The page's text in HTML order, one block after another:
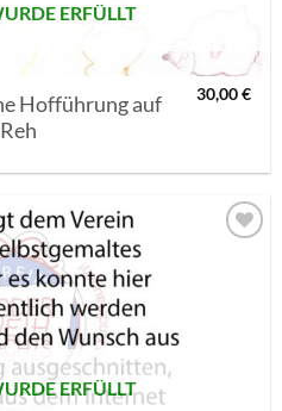
ERFÜLLT
Hofführung auf
30,00€
ERFÜLLT